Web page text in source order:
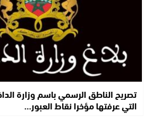
تصريح الناطق الرسمي باسم وزارة
التي عرفتها مؤخرا نقاط العبور…